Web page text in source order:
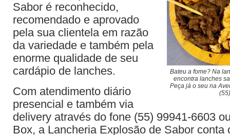
Bateu a fome? Na
encontra lanches
Peça já o seu na
Sabor é reconhecido,
recomendado e aprovado
pela sua clientela em razão
da variedade e também pela
enorme qualidade de seu
cardápio de lanches.
Com atendimento diário
presencial e também via
delivery através do fone (55) 99941-6603
Box, a Lancheria Explosão de Sabor conta